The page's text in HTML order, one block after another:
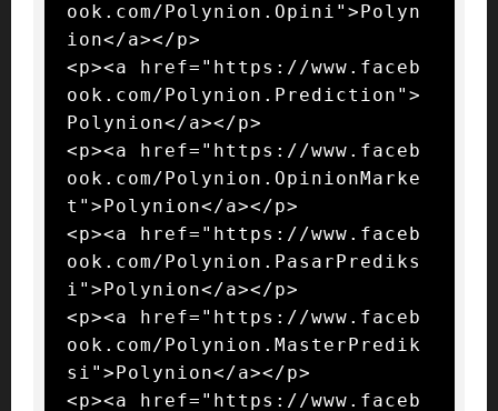
ook.com/Polynion.Opini">Polyn
ion</a></p>
<p><a href="https://www.faceb
ook.com/Polynion.Prediction">
Polynion</a></p>
<p><a href="https://www.faceb
ook.com/Polynion.OpinionMarke
t">Polynion</a></p>
<p><a href="https://www.faceb
ook.com/Polynion.PasarPrediks
i">Polynion</a></p>
<p><a href="https://www.faceb
ook.com/Polynion.MasterPredik
si">Polynion</a></p>
<p><a href="https://www.faceb